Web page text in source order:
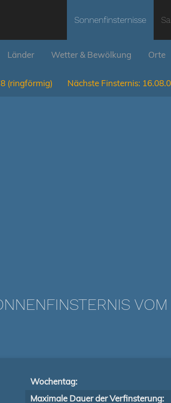
Sonnenfinsternisse
Länder Wetter & Bewölkung Orte
(ringförmig) Nächste Finsternis:
Wochentag:
Maximale Dauer der Verfinsterung: